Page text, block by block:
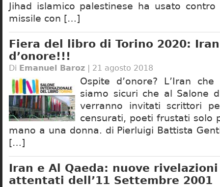
Jihad islamico palestinese ha usato
missile con […]
Fiera del libro di Torino 2020:
d’onore!!!
Di Emanuel Baroz | 21 agosto 2018
Ospite d’onore? L’Iran
siamo sicuri che al Salone
verranno invitati scrittori
censurati, poeti frustati solo
mano a una donna. di Pierluigi Battista
[…]
Iran e Al Qaeda: nuove
attentati dell’11 Settembre 2001